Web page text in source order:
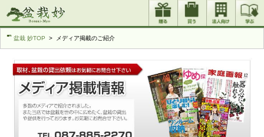
盆栽 妙TOP メディア掲載のご紹介